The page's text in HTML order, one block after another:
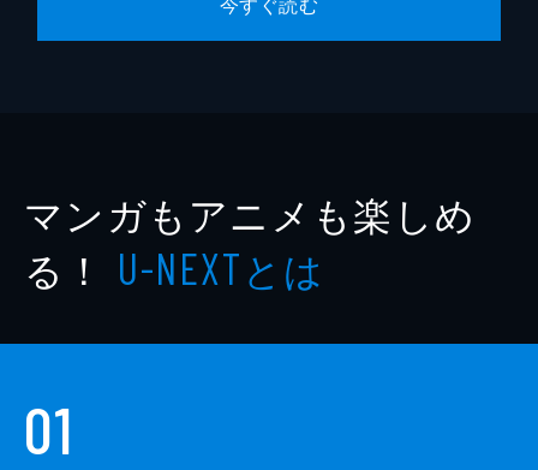
マンガもアニメも楽しめ
る！ U-NEXTとは
01